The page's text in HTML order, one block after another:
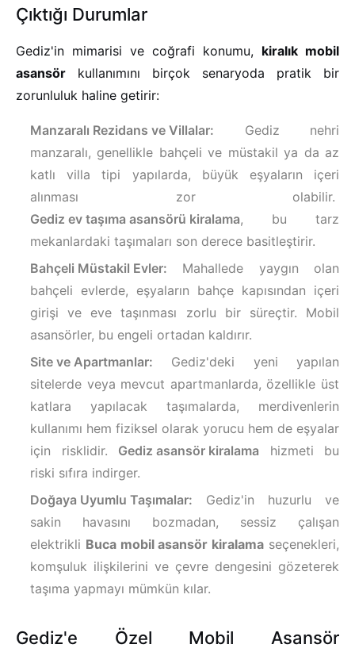
Çıktığı Durumlar
Gediz'in mimarisi ve coğrafi konumu, kiralık mobil
asansör kullanımını birçok senaryoda pratik bir
zorunluluk haline getirir:
Manzaralı Rezidans ve Villalar: Gediz nehri
manzaralı, genellikle bahçeli ve müstakil ya da az
katlı villa tipi yapılarda, büyük eşyaların içeri
alınması zor olabilir.
Gediz ev taşıma asansörü kiralama, bu tarz
mekanlardaki taşımaları son derece basitleştirir.
Bahçeli Müstakil Evler: Mahallede yaygın olan
bahçeli evlerde, eşyaların bahçe kapısından içeri
girişi ve eve taşınması zorlu bir süreçtir. Mobil
asansörler, bu engeli ortadan kaldırır.
Site ve Apartmanlar: Gediz'deki yeni yapılan
sitelerde veya mevcut apartmanlarda, özellikle üst
katlara yapılacak taşımalarda, merdivenlerin
kullanımı hem fiziksel olarak yorucu hem de eşyalar
için risklidir. Gediz asansör kiralama hizmeti bu
riski sıfıra indirger.
Doğaya Uyumlu Taşımalar: Gediz'in huzurlu ve
sakin havasını bozmadan, sessiz çalışan
elektrikli Buca mobil asansör kiralama seçenekleri,
komşuluk ilişkilerini ve çevre dengesini gözeterek
taşıma yapmayı mümkün kılar.
Gediz'e Özel Mobil Asansör